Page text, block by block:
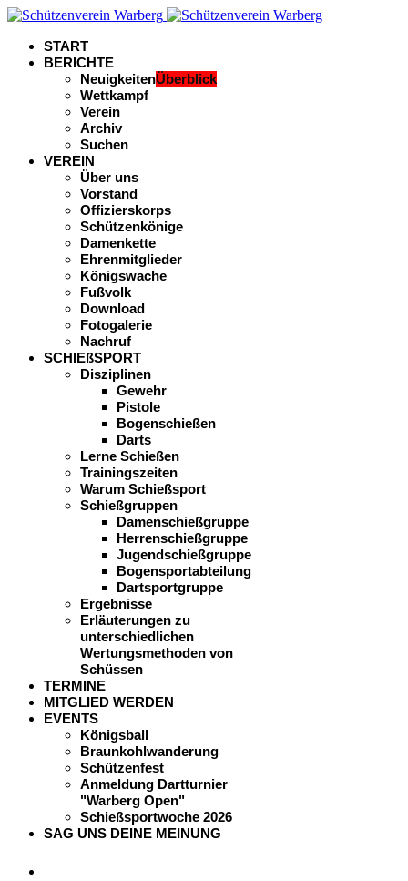
START
BERICHTE
NeuigkeitenÜberblick
Wettkampf
Verein
Archiv
Suchen
VEREIN
Über uns
Vorstand
Offizierskorps
Schützenkönige
Damenkette
Ehrenmitglieder
Königswache
Fußvolk
Download
Fotogalerie
Nachruf
SCHIEßSPORT
Disziplinen
Gewehr
Pistole
Bogenschießen
Darts
Lerne Schießen
Trainingszeiten
Warum Schießsport
Schießgruppen
Damenschießgruppe
Herrenschießgruppe
Jugendschießgruppe
Bogensportabteilung
Dartsportgruppe
Ergebnisse
Erläuterungen zu
unterschiedlichen
Wertungsmethoden von
Schüssen
TERMINE
MITGLIED WERDEN
EVENTS
Königsball
Braunkohlwanderung
Schützenfest
Anmeldung Dartturnier
"Warberg Open"
Schießsportwoche 2026
SAG UNS DEINE MEINUNG